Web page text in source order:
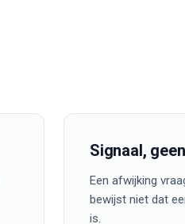
Signaal,
Een afwijking
bewijst niet dat
is.